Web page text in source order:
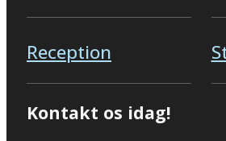
Reception
Kontakt os idag!